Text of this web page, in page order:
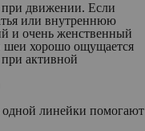
при движении. Если
или внутреннюю
и очень женственный
шеи хорошо ощущается
активной
одной линейки помогают